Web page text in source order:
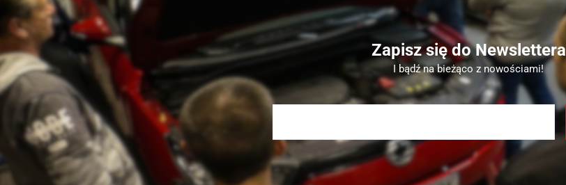
Zapisz się do Newslettera
I bądź na bieżąco z nowościami!